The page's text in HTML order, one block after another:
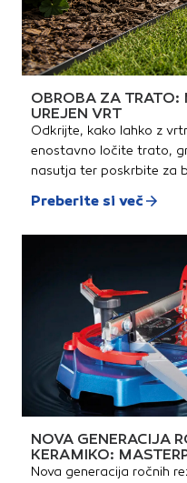
OBROBA ZA TRATO:
UREJEN VRT
Odkrijte, kako lahko z
enostavno ločite trato,
nasutja ter poskrbite za
Preberite si več
NOVA GENERACIJA
KERAMIKO:
Nova generacija ročnih